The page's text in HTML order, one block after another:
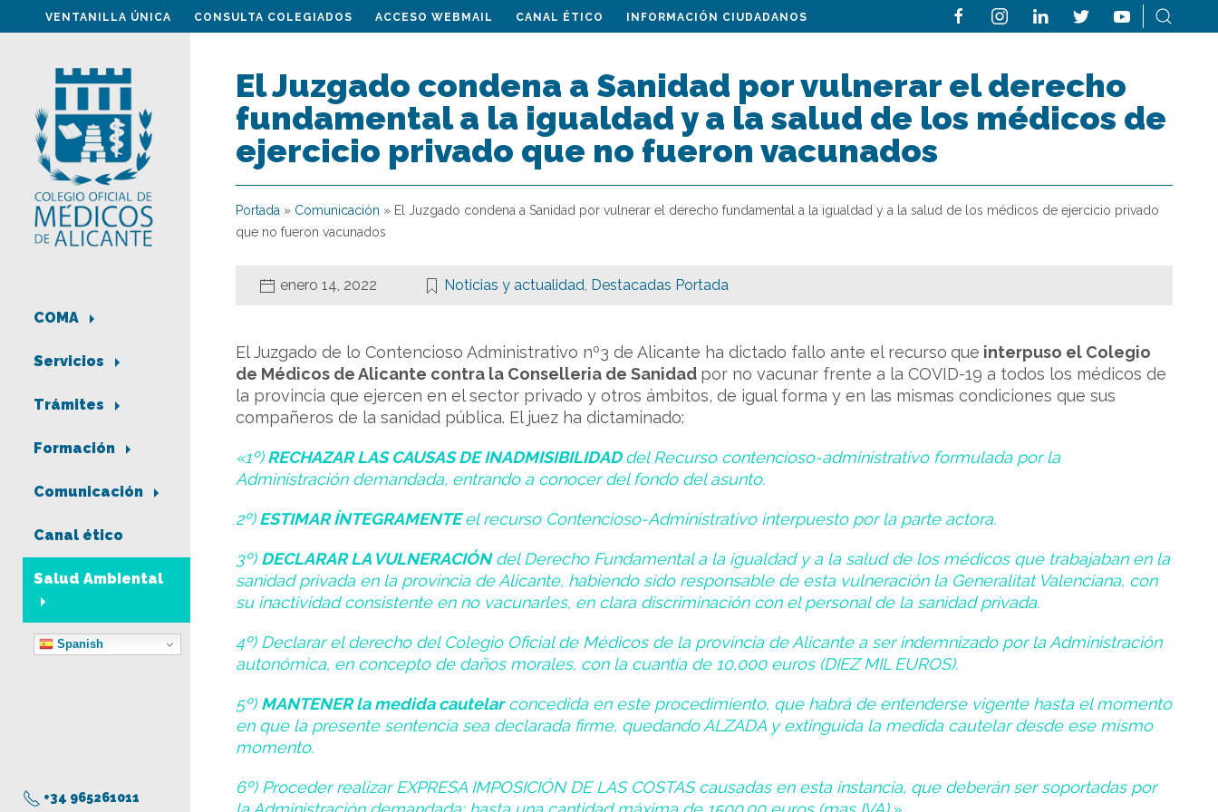
VENTANILLA ÚNICA CONSULTA COLEGIADOS ACCESO WEBMAIL CANAL ÉTICO INFORMACIÓN CIUDADANOS
COMA
Servicios
Trámites
Formación
Comunicación
Canal ético
Salud Ambiental
Spanish
+34 965261011
El Juzgado condena a Sanidad por vulnerar el derecho
fundamental a la igualdad y a la salud de los médicos de
ejercicio privado que no fueron vacunados
Portada » Comunicación » El Juzgado condena a Sanidad por vulnerar el derecho fundamental a la igualdad y a la salud de los médicos de ejercicio privado
que no fueron vacunados
enero 14, 2022 Noticias y actualidad, Destacadas Portada
El Juzgado de lo Contencioso Administrativo nº3 de Alicante ha dictado fallo ante el recurso que interpuso el Colegio
de Médicos de Alicante contra la Conselleria de Sanidad por no vacunar frente a la COVID-19 a todos los médicos de
la provincia que ejercen en el sector privado y otros ámbitos, de igual forma y en las mismas condiciones que sus
compañeros de la sanidad pública. El juez ha dictaminado:
«1º)RECHAZAR LAS CAUSAS DE INADMISIBILIDADdel Recurso contencioso-administrativo formulada por la
Administración demandada, entrando a conocer del fondo del asunto.
2º)ESTIMAR ÍNTEGRAMENTEel recurso Contencioso-Administrativo interpuesto por la parte actora.
3º) DECLARAR LA VULNERACIÓNdel Derecho Fundamental a la igualdad y a la salud de los médicos que trabajaban en la
sanidad privada en la provincia de Alicante, habiendo sido responsable de esta vulneración la Generalitat Valenciana, con
su inactividad consistente en no vacunarles, en clara discriminación con el personal de la sanidad privada.
4º) Declarar el derecho del Colegio Oficial de Médicos de la provincia de Alicante a ser indemnizado por la Administración
autonómica, en concepto de daños morales, con la cuantía de 10,000 euros (DIEZ MIL EUROS).
5º) MANTENER la medida cautelarconcedida en este procedimiento, que habrá de entenderse vigente hasta el momento
en que la presente sentencia sea declarada firme, quedando ALZADA y extinguida la medida cautelar desde ese mismo
momento.
6º) Proceder realizar EXPRESA IMPOSICIÓN DE LAS COSTAS causadas en esta instancia, que deberán ser soportadas por